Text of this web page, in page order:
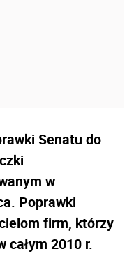
Senatu do
w
Poprawki
firm, którzy
całym 2010 r.